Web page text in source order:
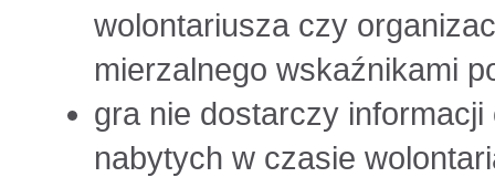
wolontariusza czy
mierzalnego wskaźnikami
gra nie dostarczy
nabytych w czasie